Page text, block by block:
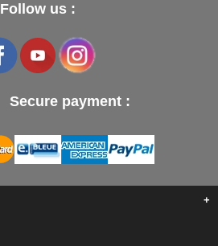
Follow us :
Secure payment :
+